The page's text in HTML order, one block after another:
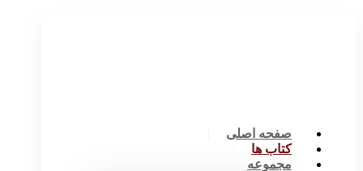
صفحه اصلی
کتاب ها
مجموعه